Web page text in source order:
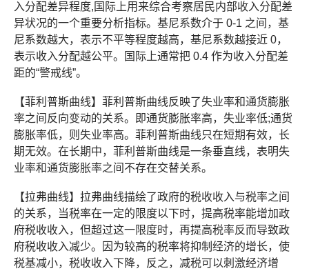
入分配差异程度,国际上用来综合考察居民内部收入分配差
异状况的一个重要分析指标。基尼系数介于 0-1 之间，基
尼系数越大，表示不平等程度越高，基尼系数越接近 0，
表示收入分配越公平。国际上通常把 0.4 作为收入分配差
距的“警戒线”。
【菲利普斯曲线】菲利普斯曲线反映了失业率和通货膨胀
率之间反向变动的关系。即通货膨胀率高，失业率低;通货
膨胀率低，则失业率高。菲利普斯曲线只在短期有效，长
期无效。在长期中，菲利普斯曲线是一条垂直线，表明失
业率和通货膨胀率之间不存在交替关系。
【拉弗曲线】拉弗曲线描绘了政府的税收收入与税率之间
的关系，当税率在一定的限度以下时，提高税率能增加政
府税收收入，但超过这一限度时，再提高税率反而导致政
府税收收入减少。因为较高的税率将抑制经济的增长，使
税基减小，税收收入下降，反之，减税可以刺激经济增